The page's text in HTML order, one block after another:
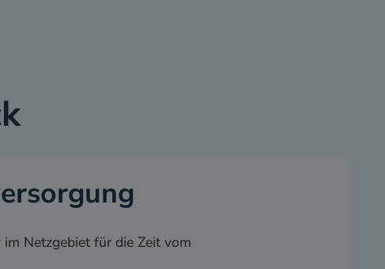
im Netzgebiet für die Zeit vom